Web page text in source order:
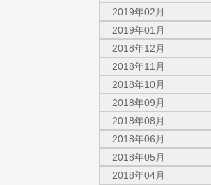
2019年02月
2019年01月
2018年12月
2018年11月
2018年10月
2018年09月
2018年08月
2018年06月
2018年05月
2018年04月